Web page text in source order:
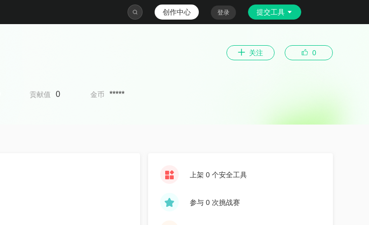
创作中心 登录 提交工具
贡献值 0 金币 *****
关注 0
上架 0 个安全工具
参与 0 次挑战赛